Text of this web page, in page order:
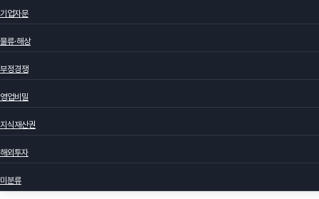
기업자문
물류·해상
부정경쟁
영업비밀
지식재산권
해외투자
미분류